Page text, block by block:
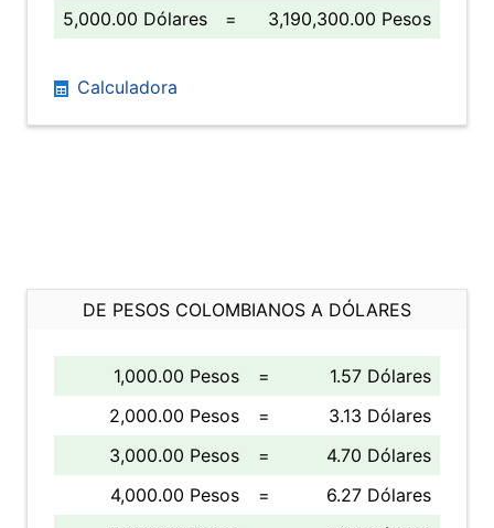
5,000.00 Dólares
= 3,190,300.00 Pesos
Calculadora
DE PESOS COLOMBIANOS A DÓLARES
1,000.00 Pesos =
1.57 Dólares
2,000.00 Pesos
=
3.13 Dólares
3,000.00 Pesos
=
4.70 Dólares
4,000.00 Pesos
=
6.27 Dólares